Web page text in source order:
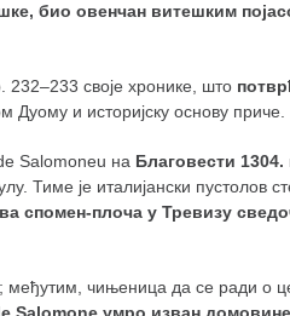
био овенчан витешким
232–233 своје хронике, што
Дуому и историјску основу приче.
Salomoneu на Благовести 1304.
Тимe је италијански пустолов
спомен-плоча у Тревизу
чињеница да се ради о